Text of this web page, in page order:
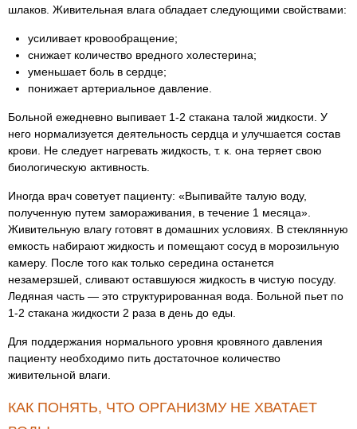
шлаков. Живительная влага обладает следующими свойствами:
усиливает кровообращение;
снижает количество вредного холестерина;
уменьшает боль в сердце;
понижает артериальное давление.
Больной ежедневно выпивает 1-2 стакана талой жидкости. У
него нормализуется деятельность сердца и улучшается состав
крови. Не следует нагревать жидкость, т. к. она теряет свою
биологическую активность.
Иногда врач советует пациенту: «Выпивайте талую воду,
полученную путем замораживания, в течение 1 месяца».
Живительную влагу готовят в домашних условиях. В стеклянную
емкость набирают жидкость и помещают сосуд в морозильную
камеру. После того как только середина останется
незамерзшей, сливают оставшуюся жидкость в чистую посуду.
Ледяная часть — это структурированная вода. Больной пьет по
1-2 стакана жидкости 2 раза в день до еды.
Для поддержания нормального уровня кровяного давления
пациенту необходимо пить достаточное количество
живительной влаги.
КАК ПОНЯТЬ, ЧТО ОРГАНИЗМУ НЕ ХВАТАЕТ